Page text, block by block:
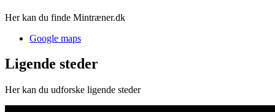
Her kan du finde Mintræner.dk
Google maps
Ligende steder
Her kan du udforske ligende steder